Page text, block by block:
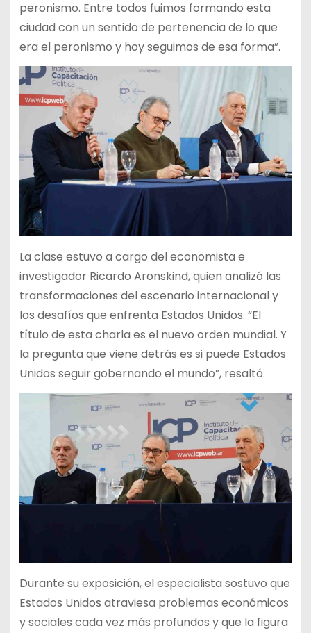
peronismo. Entre todos fuimos formando esta
ciudad con un sentido de pertenencia de lo que
era el peronismo y hoy seguimos de esa forma”.
La clase estuvo a cargo del economista e
investigador Ricardo Aronskind, quien analizó las
transformaciones del escenario internacional y
los desafíos que enfrenta Estados Unidos. “El
título de esta charla es el nuevo orden mundial. Y
la pregunta que viene detrás es si puede Estados
Unidos seguir gobernando el mundo”, resaltó.
Durante su exposición, el especialista sostuvo que
Estados Unidos atraviesa problemas económicos
y sociales cada vez más profundos y que la figura